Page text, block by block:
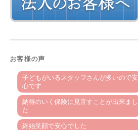
お客様の声
子どもがいるスタッフさんが多いので安
心です
納得のいく保険に見直すことが出来まし
た
終始笑顔で安心でした